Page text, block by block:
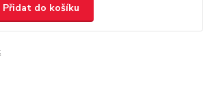
Přidat do košíku